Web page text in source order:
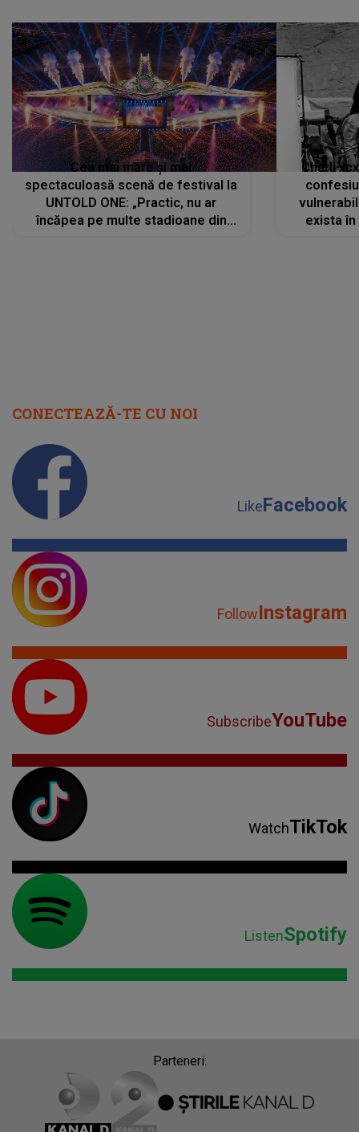
Cea mai mare și mai
spectaculoasă scenă de festival la
UNTOLD ONE: „Practic, nu ar
încăpea pe multe stadioane din
Charli
exista
CONECTEAZĂ-TE CU NOI
LikeFacebook
FollowInstagram
SubscribeYouTube
WatchTikTok
ListenSpotify
Parteneri: